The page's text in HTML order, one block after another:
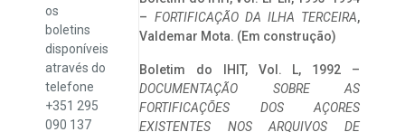
os
boletins
disponíveis
através do
telefone
+351 295
090 137
– FORTIFICAÇÃO DA ILHA TERCEIRA,
Valdemar Mota. (Em construção)
Boletim do IHIT, Vol. L, 1992 –
DOCUMENTAÇÃO SOBRE AS
FORTIFICAÇÕES DOS AÇORES
EXISTENTES NOS ARQUIVOS DE